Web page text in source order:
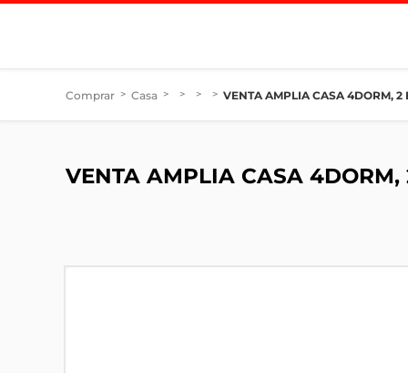
Comprar > Casa > > > > VENTA AMPLIA CASA 4DORM, 2
VENTA AMPLIA CASA 4DORM,